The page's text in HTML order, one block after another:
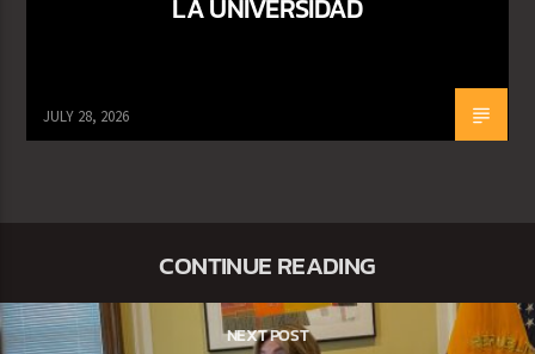
LA UNIVERSIDAD
JULY 28, 2026
CONTINUE READING
NEXT POST